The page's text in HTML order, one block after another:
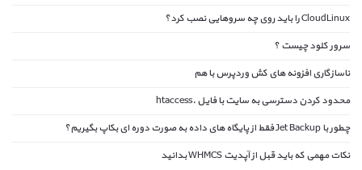
CloudLinux را باید روی چه سروهایی نصب کرد؟
سرور کلود چیست ؟
ناسازگاری افزونه های کش وردپرس با هم
محدود کردن دسترسی به سایت با فایل .htaccess
چطور با Jet Backup فقط از پایگاه های داده به صورت دوره ای بکاپ بگیریم؟
نکات مهمی که باید قبل از آپدیت WHMCS بدانید